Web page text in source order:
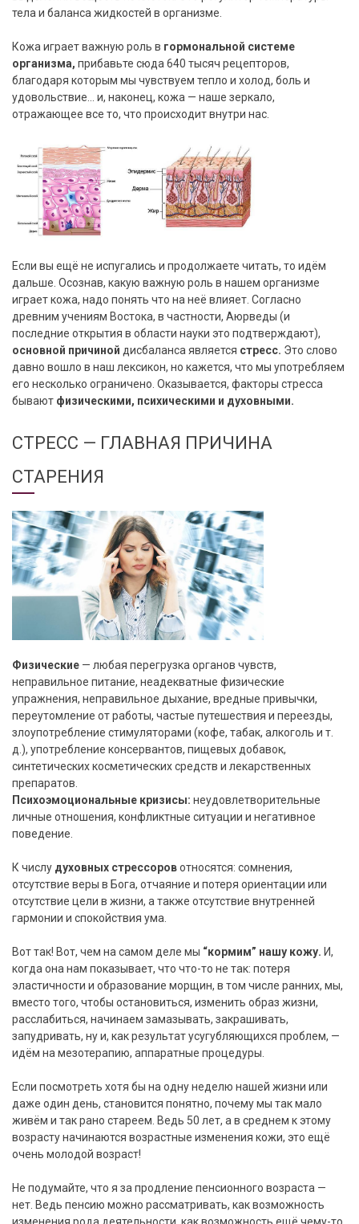
тела и баланса жидкостей в организме.
Кожа играет важную роль в гормональной системе
организма, прибавьте сюда 640 тысяч рецепторов,
благодаря которым мы чувствуем тепло и холод, боль и
удовольствие… и, наконец, кожа — наше зеркало,
отражающее все то, что происходит внутри нас.
Если вы ещё не испугались и продолжаете читать, то идём
дальше. Осознав, какую важную роль в нашем организме
играет кожа, надо понять что на неё влияет. Согласно
древним учениям Востока, в частности, Аюрведы (и
последние открытия в области науки это подтверждают),
основной причиной дисбаланса является стресс. Это слово
давно вошло в наш лексикон, но кажется, что мы употребляем
его несколько ограничено. Оказывается, факторы стресса
бывают физическими, психическими и духовными.
СТРЕСС — ГЛАВНАЯ ПРИЧИНА
СТАРЕНИЯ
Физические — любая перегрузка органов чувств,
неправильное питание, неадекватные физические
упражнения, неправильное дыхание, вредные привычки,
переутомление от работы, частые путешествия и переезды,
злоупотребление стимуляторами (кофе, табак, алкоголь и т.
д.), употребление консервантов, пищевых добавок,
синтетических косметических средств и лекарственных
препаратов.
Психоэмоциональные кризисы: неудовлетворительные
личные отношения, конфликтные ситуации и негативное
поведение.
К числу духовных стрессоровотносятся: сомнения,
отсутствие веры в Бога, отчаяние и потеря ориентации или
отсутствие цели в жизни, а также отсутствие внутренней
гармонии и спокойствия ума.
Вот так! Вот, чем на самом деле мы “кормим” нашу кожу. И,
когда она нам показывает, что что-то не так: потеря
эластичности и образование морщин, в том числе ранних, мы,
вместо того, чтобы остановиться, изменить образ жизни,
расслабиться, начинаем замазывать, закрашивать,
запудривать, ну и, как результат усугубляющихся проблем, —
идём на мезотерапию, аппаратные процедуры.
Если посмотреть хотя бы на одну неделю нашей жизни или
даже один день, становится понятно, почему мы так мало
живём и так рано стареем. Ведь 50 лет, а в среднем к этому
возрасту начинаются возрастные изменения кожи, это ещё
очень молодой возраст!
Не подумайте, что я за продление пенсионного возраста —
нет. Ведь пенсию можно рассматривать, как возможность
изменения рода деятельности, как возможность ещё чему-то